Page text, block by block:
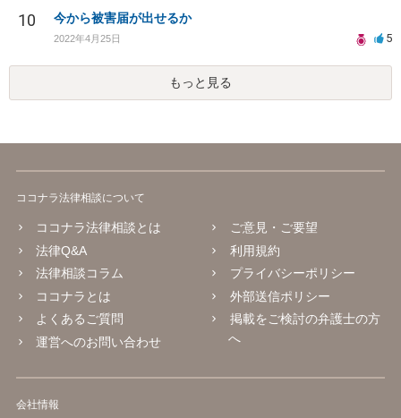
10 今から被害届が出せるか
2022年4月25日 5
もっと見る
ココナラ法律相談について
ココナラ法律相談とは
法律Q&A
法律相談コラム
ココナラとは
よくあるご質問
運営へのお問い合わせ
ご意見・ご要望
利用規約
プライバシーポリシー
外部送信ポリシー
掲載をご検討の弁護士の方
へ
会社情報